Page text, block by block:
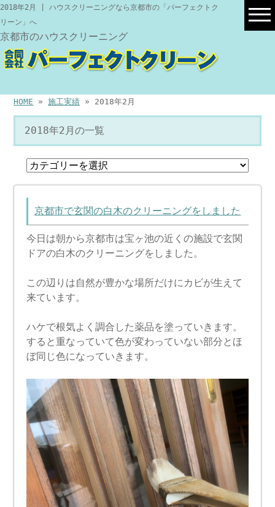
2018年2月 | ハウスクリーニングなら京都市の「パーフェクトク
リーン」へ
京都市のハウスクリーニング
HOME »施工実績 » 2018年2月
2018年2月の一覧
京都市で玄関の白木のクリーニングをしました
今日は朝から京都市は宝ヶ池の近くの施設で玄関
ドアの白木のクリーニングをしました。
この辺りは自然が豊かな場所だけにカビが生えて
来ています。
ハケで根気よく調合した薬品を塗っていきます。
すると重なっていて色が変わっていない部分とほ
ぼ同じ色になっていきます。